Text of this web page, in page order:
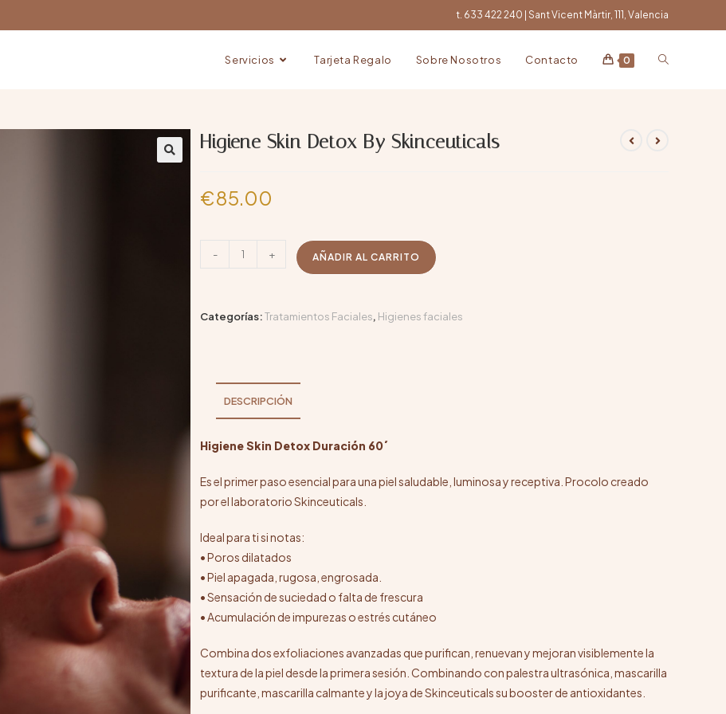
t. 633 422 240 | Sant Vicent Màrtir, 111, Valencia
Servicios Tarjeta Regalo Sobre Nosotros Contacto 0
Higiene Skin Detox By Skinceuticals
€85.00
- + AÑADIR AL CARRITO
Categorías:Tratamientos Faciales, Higienes faciales
DESCRIPCIÓN
Higiene Skin Detox Duración 60´
Es el primer paso esencial para una piel saludable, luminosa y receptiva. Procolo creado
por el laboratorio Skinceuticals.
Ideal para ti si notas:
• Poros dilatados
• Piel apagada, rugosa, engrosada.
• Sensación de suciedad o falta de frescura
• Acumulación de impurezas o estrés cutáneo
Combina dos exfoliaciones avanzadas que purifican, renuevan y mejoran visiblemente la
textura de la piel desde la primera sesión. Combinando con palestra ultrasónica, mascarilla
purificante, mascarilla calmante y la joya de Skinceuticals su booster de antioxidantes.